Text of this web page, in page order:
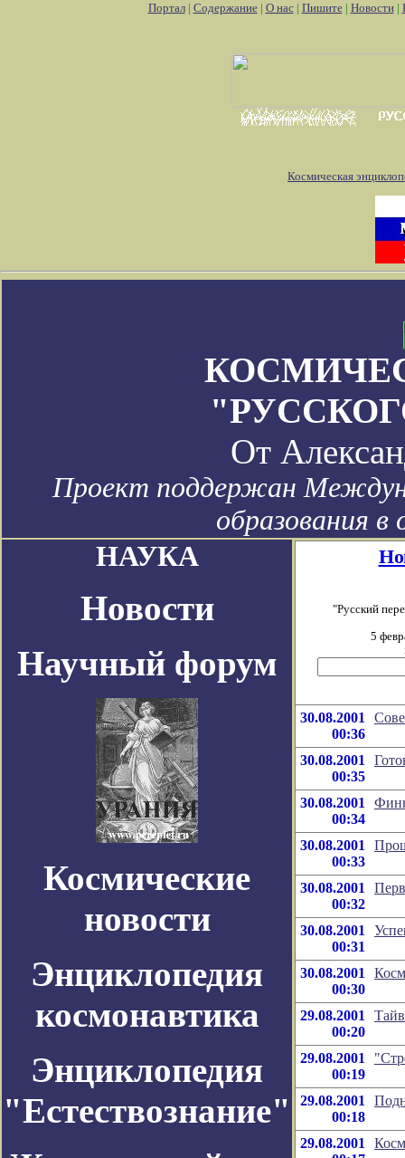
Портал| Содержание| О нас| Пишите| Новости|
Космическая
От
Проект поддержан
образования
НАУКА
Новости
Научный форум
Космические
новости
Энциклопедия
космонавтика
Энциклопедия
"Естествознание"
"Русский
5
30.08.2001
00:36
30.08.2001
00:35
30.08.2001
00:34
30.08.2001
00:33
30.08.2001
00:32
30.08.2001
00:31
30.08.2001
00:30
29.08.2001
00:20
29.08.2001
00:19
29.08.2001
00:18
29.08.2001